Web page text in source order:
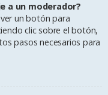
a un moderador?
un botón para
clic sobre el botón,
pasos necesarios para